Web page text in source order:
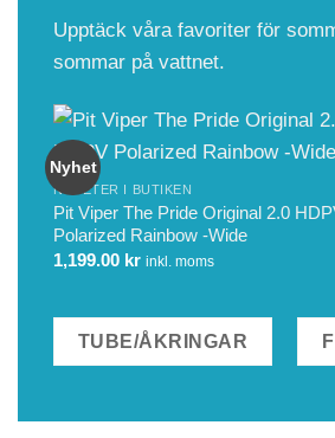
Upptäck våra favoriter för
sommar på vattnet.
Nyhet
NYHETER I BUTIKEN
Pit Viper The Pride Original 2.0
Polarized Rainbow -Wide
1,199.00 kr inkl. moms
TUBE/ÅKRINGAR